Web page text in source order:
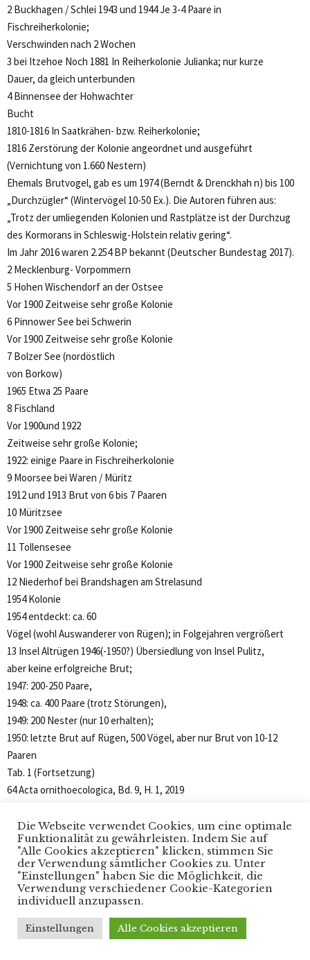
2 Buckhagen / Schlei 1943 und 1944 Je 3-4 Paare in
Fischreiherkolonie;
Verschwinden nach 2 Wochen
3 bei Itzehoe Noch 1881 In Reiherkolonie Julianka; nur kurze
Dauer, da gleich unterbunden
4 Binnensee der Hohwachter
Bucht
1810-1816 In Saatkrähen- bzw. Reiherkolonie;
1816 Zerstörung der Kolonie angeordnet und ausgeführt
(Vernichtung von 1.660 Nestern)
Ehemals Brutvogel, gab es um 1974 (Berndt & Drenckhah n) bis 100
„Durchzügler“ (Wintervögel 10-50 Ex.). Die Autoren führen aus:
„Trotz der umliegenden Kolonien und Rastplätze ist der Durchzug
des Kormorans in Schleswig-Holstein relativ gering“.
Im Jahr 2016 waren 2.254 BP bekannt (Deutscher Bundestag 2017).
2 Mecklenburg- Vorpommern
5 Hohen Wischendorf an der Ostsee
Vor 1900 Zeitweise sehr große Kolonie
6 Pinnower See bei Schwerin
Vor 1900 Zeitweise sehr große Kolonie
7 Bolzer See (nordöstlich
von Borkow)
1965 Etwa 25 Paare
8 Fischland
Vor 1900und 1922
Zeitweise sehr große Kolonie;
1922: einige Paare in Fischreiherkolonie
9 Moorsee bei Waren / Müritz
1912 und 1913 Brut von 6 bis 7 Paaren
10 Müritzsee
Vor 1900 Zeitweise sehr große Kolonie
11 Tollensesee
Vor 1900 Zeitweise sehr große Kolonie
12 Niederhof bei Brandshagen am Strelasund
1954 Kolonie
1954 entdeckt: ca. 60
Vögel (wohl Auswanderer von Rügen); in Folgejahren vergrößert
13 Insel Altrügen 1946(-1950?) Übersiedlung von Insel Pulitz,
aber keine erfolgreiche Brut;
1947: 200-250 Paare,
1948: ca. 400 Paare (trotz Störungen),
1949: 200 Nester (nur 10 erhalten);
1950: letzte Brut auf Rügen, 500 Vögel, aber nur Brut von 10-12
Paaren
Tab. 1 (Fortsetzung)
64 Acta ornithoecologica, Bd. 9, H. 1, 2019
14 Insel Pulitz
(Jasmunder
Bodden)
Mind. ab 1939
bis 1945
1939: 350-400 BP, in Folgejahren
500-600 BP, 1945: Verhinderung
Die Webseite verwendet Cookies, um eine optimale
Funktionalität zu gewährleisten. Indem Sie auf
"Alle Cookies akzeptieren" klicken, stimmen Sie
der Verwendung sämtlicher Cookies zu. Unter
"Einstellungen" haben Sie die Möglichkeit, die
Verwendung verschiedener Cookie-Kategorien
individuell anzupassen.
Einstellungen Alle Cookies akzeptieren